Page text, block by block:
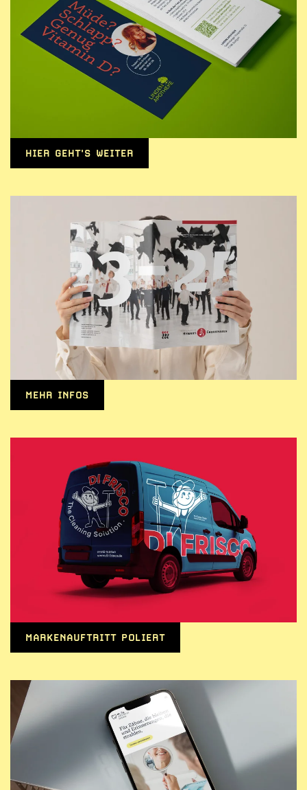
HIER GEHT'S WEITER
MEHR INFOS
MARKENAUFTRITT POLIERT